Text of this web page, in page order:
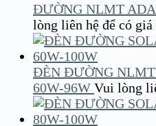
ĐƯỜNG NLMT
lòng liên hệ để có
ĐÈN ĐƯỜNG
60W-96W Vui lòng